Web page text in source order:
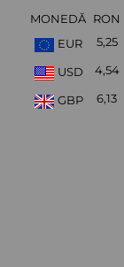
MONEDĂ RON
EUR
5,25
USD 4,54
GBP 6,13